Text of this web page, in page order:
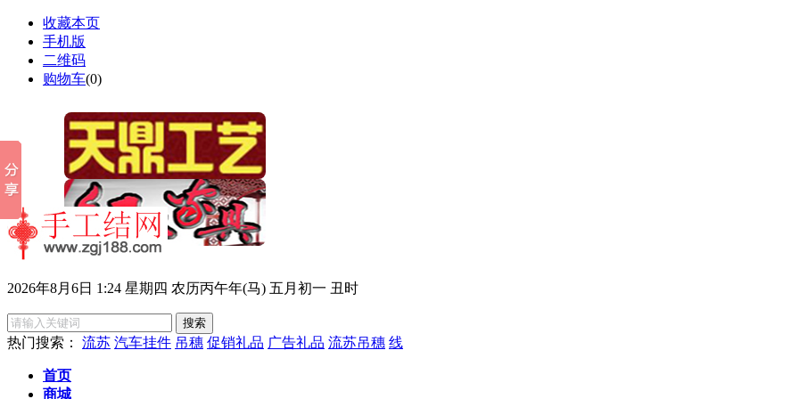
收藏本页
手机版
二维码
购物车(0)
2026年8月6日 1:24 星期四 农历丙午年(马) 五月初一 丑时
热门搜索： 流苏 汽车挂件 吊穗 促销礼品 广告礼品 流苏吊穗 线
首页
商城